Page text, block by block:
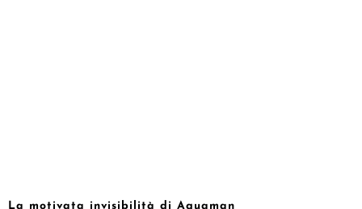
La motivata invisibilità di Aquaman